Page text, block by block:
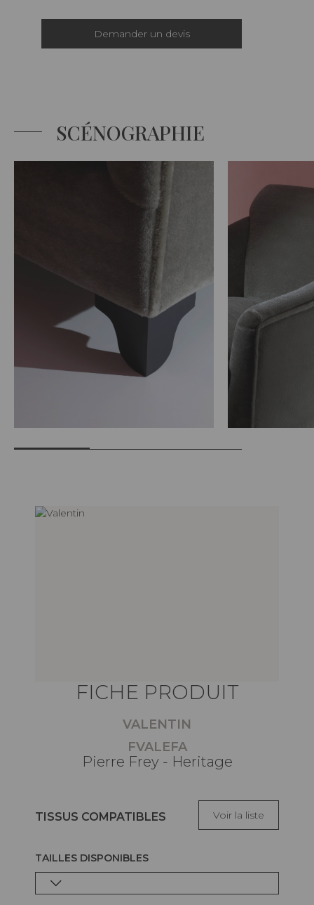
Demander un devis
SCÉNOGRAPHIE
FICHE PRODUIT
VALENTIN
FVALEFA
Pierre Frey - Heritage
TISSUS COMPATIBLES Voir la liste
TAILLES DISPONIBLES